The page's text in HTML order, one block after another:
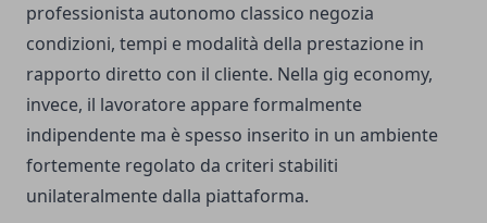
professionista autonomo classico negozia
condizioni, tempi e modalità della prestazione in
rapporto diretto con il cliente. Nella gig economy,
invece, il lavoratore appare formalmente
indipendente ma è spesso inserito in un ambiente
fortemente regolato da criteri stabiliti
unilateralmente dalla piattaforma.